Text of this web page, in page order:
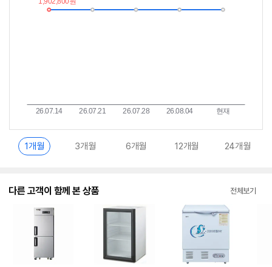
란?
1개월 3개월 6개월 12개월 24개월
다른 고객이 함께 본 상품 전체보기